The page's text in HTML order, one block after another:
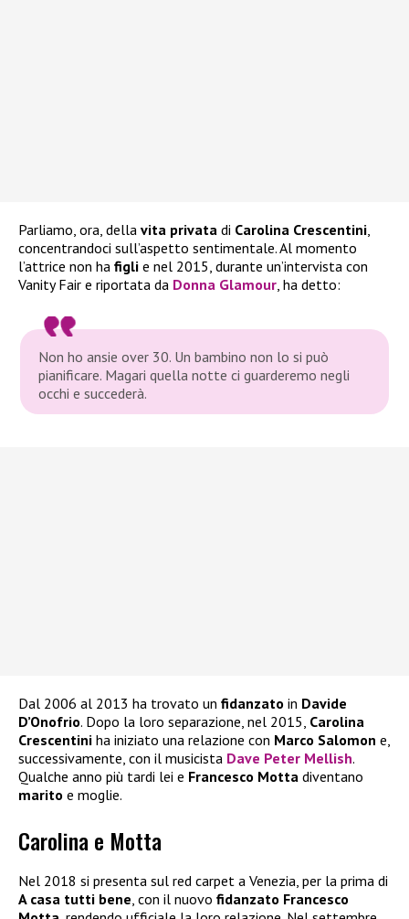
Parliamo, ora, della vita privata di Carolina Crescentini
concentrandoci sull’aspetto sentimentale. Al momento
l’attrice non ha figli e nel 2015, durante un’intervista con
Vanity Fair e riportata da Donna Glamour , ha detto:
Non ho ansie over 30. Un bambino non lo si può
pianificare. Magari quella notte ci guarderemo negli
occhi e succederà.
Dal 2006 al 2013 ha trovato un fidanzato in Davide
D’Onofrio. Dopo la loro separazione, nel 2015, Carolina
Crescentini ha iniziato una relazione con Marco Salomon e,
successivamente, con il musicista Dave Peter Mellish.
Qualche anno più tardi lei e Francesco Motta diventano
marito e moglie.
Carolina e Motta
Nel 2018 si presenta sul red carpet a Venezia, per la prima di
A casa tutti bene, con il nuovo fidanzato Francesco